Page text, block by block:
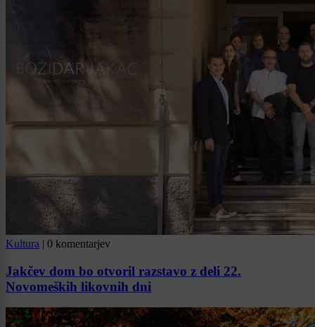
Kultura | 0 komentarjev
Jakčev dom bo otvoril razstavo z deli 22.
Novomeških likovnih dni